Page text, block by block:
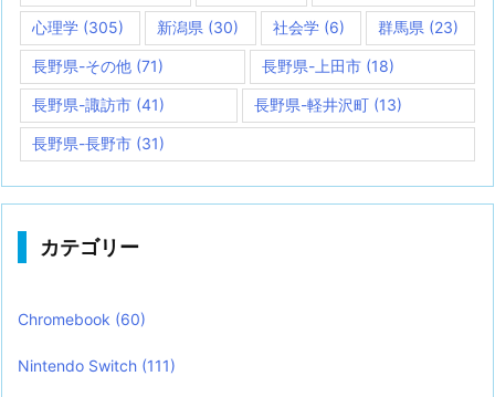
心理学 (305) 新潟県 (30) 社会学(6) 群馬県 (23)
長野県-その他 (71) 長野県-上田市(18)
長野県-諏訪市 (41) 長野県-軽井沢町 (13)
長野県-長野市 (31)
カテゴリー
Chromebook (60)
Nintendo Switch (111)